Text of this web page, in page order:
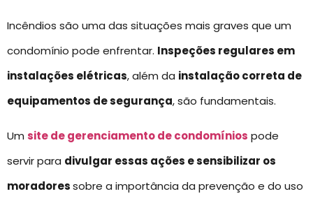
Incêndios são uma das situações mais graves que um
condomínio pode enfrentar. Inspeções regulares em
instalações elétricas, além da instalação correta de
equipamentos de segurança, são fundamentais.
Um site de gerenciamento de condomínios pode
servir para divulgar essas ações e sensibilizar os
moradoressobre a importância da prevenção e do uso